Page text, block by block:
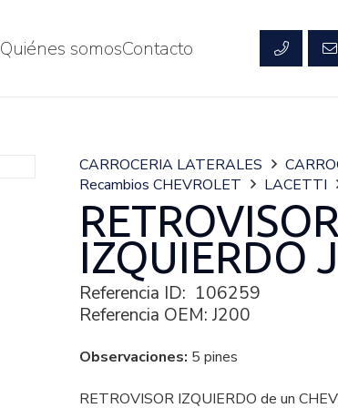
Quiénes somosContacto
CARROCERIA LATERALES
Recambios CHEVROLET
LACETTI
RETROVISOR
IZQUIERDO
Referencia ID: 106259
Referencia OEM: J200
Observaciones: 5 pines
RETROVISOR IZQUIERDO de un